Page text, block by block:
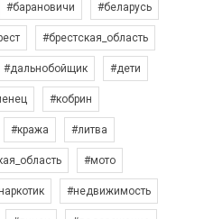
#барановичи #беларусь
#брестская_область
#дальнобойщик #дети
#кобрин
#кража #литва
#мото
#недвижимость